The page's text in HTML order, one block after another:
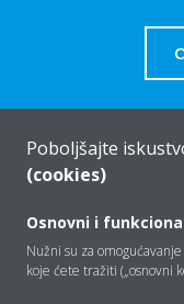
Tko smo mi
Rješenja
Poboljšajte
(cookies)
Osnovni i
Nužni su za
koje ćete tražiti („osnovni